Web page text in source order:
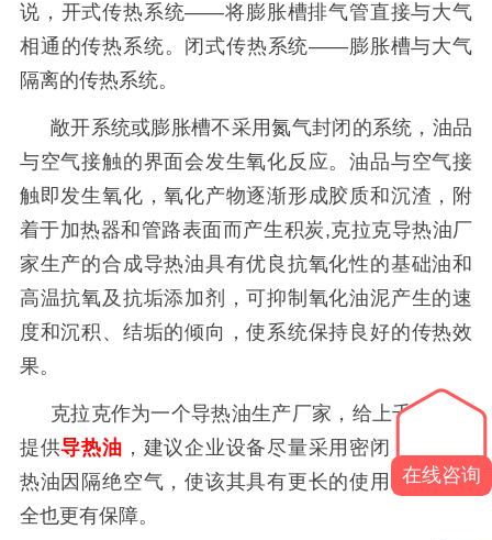
说，开式传热系统——将膨胀槽排气管直接与大气
相通的传热系统。闭式传热系统——膨胀槽与大气
隔离的传热系统。
敞开系统或膨胀槽不采用氮气封闭的系统，油品
与空气接触的界面会发生氧化反应。油品与空气接
触即发生氧化，氧化产物逐渐形成胶质和沉渣，附
着于加热器和管路表面而产生积炭,克拉克导热油厂
家生产的合成导热油具有优良抗氧化性的基础油和
高温抗氧及抗垢添加剂，可抑制氧化油泥产生的速
度和沉积、结垢的倾向，使系统保持良好的传热效
果。
克拉克作为一个导热油生产厂家 ，给上千个企业
提供导热油 ，建议企业设备尽量采用密闭，这样导
热油因隔绝空气，使该其具有更长的使用寿命，安
全也更有保障。
在线咨询